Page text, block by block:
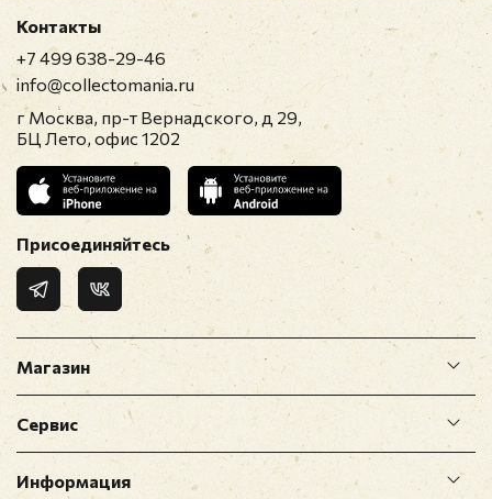
Магазин
Сервис
Информация
Контакты
+7 499 638-29-46
info@collectomania.ru
г Москва, пр-т Вернадского, д 29,
БЦ Лето, офис 1202
Присоединяйтесь